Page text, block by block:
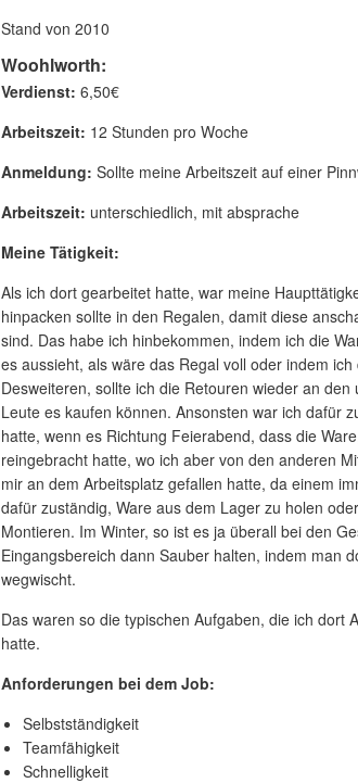
Stand von 2010
Woohlworth:
Verdienst: 6,50€
Arbeitszeit: 12 Stunden pro Woche
Anmeldung: Sollte meine Arbeitszeit auf einer
Arbeitszeit: unterschiedlich, mit absprache
Meine Tätigkeit:
Als ich dort gearbeitet hatte, war meine
hinpacken sollte in den Regalen, damit diese
sind. Das habe ich hinbekommen, indem ich die
es aussieht, als wäre das Regal voll oder indem
Desweiteren, sollte ich die Retouren wieder an
Leute es kaufen können. Ansonsten war ich dafür
hatte, wenn es Richtung Feierabend, dass die
reingebracht hatte, wo ich aber von den anderen
mir an dem Arbeitsplatz gefallen hatte, da einem
dafür zuständig, Ware aus dem Lager zu holen
Montieren. Im Winter, so ist es ja überall bei den
Eingangsbereich dann Sauber halten, indem man
wegwischt.
Das waren so die typischen Aufgaben, die ich dort
hatte.
Anforderungen bei dem Job:
Selbstständigkeit
Teamfähigkeit
Schnelligkeit